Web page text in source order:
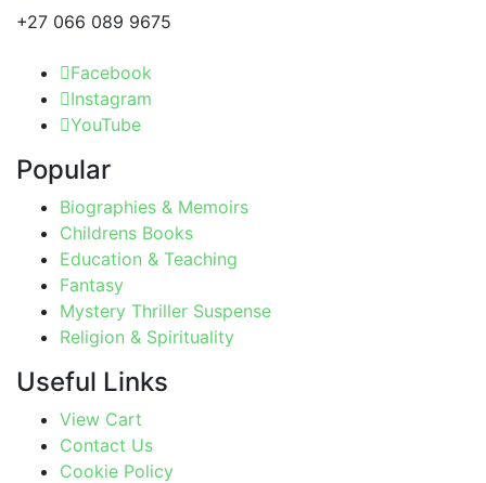
+27 066 089 9675
Facebook
Instagram
YouTube
Popular
Biographies & Memoirs
Childrens Books
Education & Teaching
Fantasy
Mystery Thriller Suspense
Religion & Spirituality
Useful Links
View Cart
Contact Us
Cookie Policy